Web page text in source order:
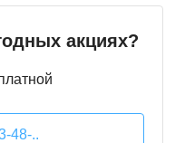
акциях?
48-..